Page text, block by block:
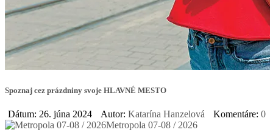
Spoznaj cez prázdniny svoje HLAVNÉ MESTO
Dátum: 26. júna 2024 Autor: Katarína Hanzelová Komentáre: 0
Metropola 07-08 / 2026